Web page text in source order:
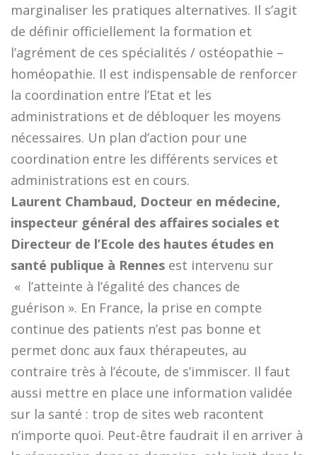
marginaliser les pratiques alternatives. Il s’agit
de définir officiellement la formation et
l’agrément de ces spécialités / ostéopathie –
homéopathie. Il est indispensable de renforcer
la coordination entre l’Etat et les
administrations et de débloquer les moyens
nécessaires. Un plan d’action pour une
coordination entre les différents services et
administrations est en cours.
Laurent Chambaud, Docteur en médecine,
inspecteur général des affaires sociales et
Directeur de l’Ecole des hautes études en
santé publique à Rennes est intervenu sur
« l’atteinte à l’égalité des chances de
guérison ». En France, la prise en compte
continue des patients n’est pas bonne et
permet donc aux faux thérapeutes, au
contraire très à l’écoute, de s’immiscer. Il faut
aussi mettre en place une information validée
sur la santé : trop de sites web racontent
n’importe quoi. Peut-être faudrait il en arriver à